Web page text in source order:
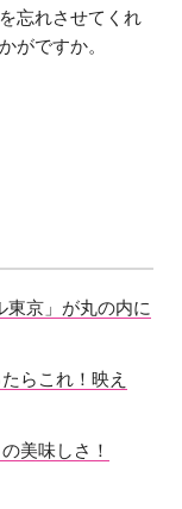
忘れさせてくれ
がですか。
東京」が丸の内に
らこれ！映え
美味しさ！